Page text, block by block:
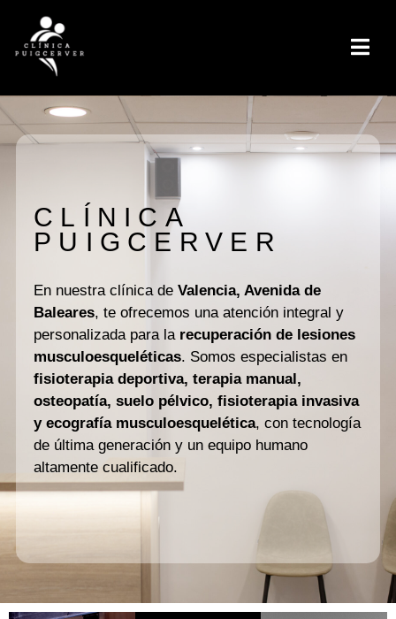
CLÍNICA
PUIGCERVER
En nuestra clínica de Valencia, Avenida de
Baleares, te ofrecemos una atención integral y
personalizada para la recuperación de lesiones
musculoesqueléticas. Somos especialistas en
fisioterapia deportiva, terapia manual,
osteopatía, suelo pélvico, fisioterapia invasiva
y ecografía musculoesquelética, con tecnología
de última generación y un equipo humano
altamente cualificado.